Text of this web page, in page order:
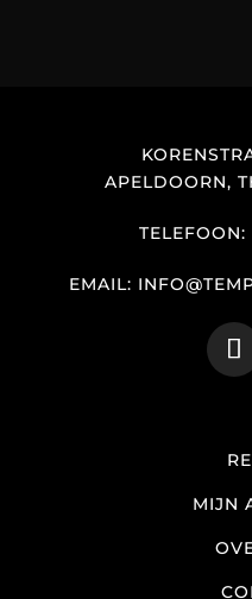
APELDOORN,
TELEFOON:
EMAIL:
MIJN